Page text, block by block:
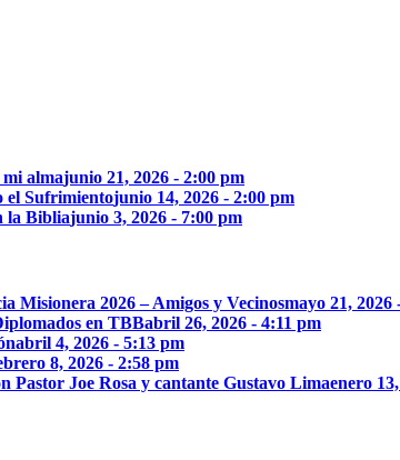
almajunio 21, 2026 - 2:00 pm
el Sufrimientojunio 14, 2026 - 2:00 pm
la Bibliajunio 3, 2026 - 7:00 pm
Misionera 2026 – Amigos y Vecinosmayo 21, 2026
en TBBabril 26, 2026 - 4:11 pm
abril 4, 2026 - 5:13 pm
8, 2026 - 2:58 pm
Pastor Joe Rosa y cantante Gustavo Limaenero